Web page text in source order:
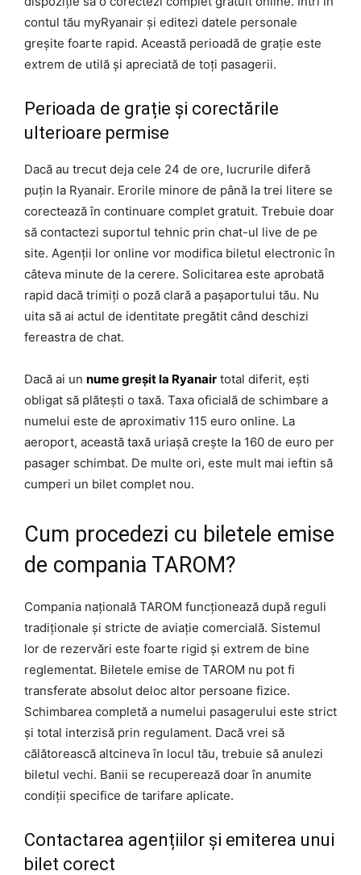
contul tău myRyanair și editezi datele personale
greșite foarte rapid. Această perioadă de grație este
extrem de utilă și apreciată de toți pasagerii.
Perioada de grație și corectările
ulterioare permise
Dacă au trecut deja cele 24 de ore, lucrurile diferă
puțin la Ryanair. Erorile minore de până la trei litere se
corectează în continuare complet gratuit. Trebuie doar
să contactezi suportul tehnic prin chat-ul live de pe
site. Agenții lor online vor modifica biletul electronic în
câteva minute de la cerere. Solicitarea este aprobată
rapid dacă trimiți o poză clară a pașaportului tău. Nu
uita să ai actul de identitate pregătit când deschizi
fereastra de chat.
Dacă ai un nume greșit la Ryanair total diferit, ești
obligat să plătești o taxă. Taxa oficială de schimbare a
numelui este de aproximativ 115 euro online. La
aeroport, această taxă uriașă crește la 160 de euro per
pasager schimbat. De multe ori, este mult mai ieftin să
cumperi un bilet complet nou.
Cum procedezi cu biletele emise
de compania TAROM?
Compania națională TAROM funcționează după reguli
tradiționale și stricte de aviație comercială. Sistemul
lor de rezervări este foarte rigid și extrem de bine
reglementat. Biletele emise de TAROM nu pot fi
transferate absolut deloc altor persoane fizice.
Schimbarea completă a numelui pasagerului este strict
și total interzisă prin regulament. Dacă vrei să
călătorească altcineva în locul tău, trebuie să anulezi
biletul vechi. Banii se recuperează doar în anumite
condiții specifice de tarifare aplicate.
Contactarea agențiilor și emiterea unui
bilet corect